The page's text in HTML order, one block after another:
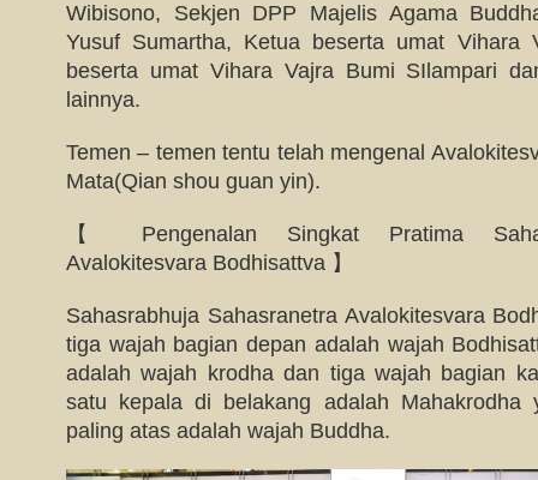
Wibisono, Sekjen DPP Majelis Agama
Yusuf Sumartha, Ketua beserta umat Vihara
beserta umat Vihara Vajra Bumi SIlampari
lainnya.
Temen – temen tentu telah mengenal
Mata(Qian shou guan yin).
【 Pengenalan Singkat Pratima
Avalokitesvara Bodhisattva 】
Sahasrabhuja Sahasranetra Avalokitesvara
tiga wajah bagian depan adalah wajah
adalah wajah krodha dan tiga wajah bagian
satu kepala di belakang adalah Mahakrodha
paling atas adalah wajah Buddha.